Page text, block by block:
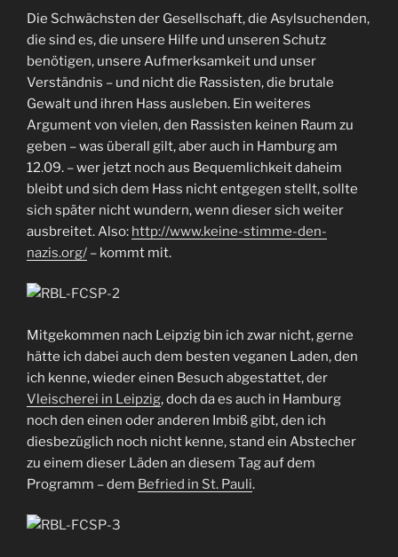
Die Schwächsten der Gesellschaft, die Asylsuchenden,
die sind es, die unsere Hilfe und unseren Schutz
benötigen, unsere Aufmerksamkeit und unser
Verständnis – und nicht die Rassisten, die brutale
Gewalt und ihren Hass ausleben. Ein weiteres
Argument von vielen, den Rassisten keinen Raum zu
geben – was überall gilt, aber auch in Hamburg am
12.09. – wer jetzt noch aus Bequemlichkeit daheim
bleibt und sich dem Hass nicht entgegen stellt, sollte
sich später nicht wundern, wenn dieser sich weiter
ausbreitet. Also: http://www.keine-stimme-den-
nazis.org/ – kommt mit.
Mitgekommen nach Leipzig bin ich zwar nicht, gerne
hätte ich dabei auch dem besten veganen Laden, den
ich kenne, wieder einen Besuch abgestattet, der
Vleischerei in Leipzig, doch da es auch in Hamburg
noch den einen oder anderen Imbiß gibt, den ich
diesbezüglich noch nicht kenne, stand ein Abstecher
zu einem dieser Läden an diesem Tag auf dem
Programm – dem Befried in St. Pauli.